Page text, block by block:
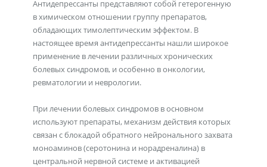
Антидепрессанты представляют собой гетерогенную
в химическом отношении группу препаратов,
обладающих тимолептическим эффектом. В
настоящее время антидепрессанты нашли широкое
применение в лечении различных хронических
болевых синдромов, и особенно в онкологии,
ревматологии и неврологии.
При лечении болевых синдромов в основном
используют препараты, механизм действия которых
связан с блокадой обратного нейронального захвата
моноаминов (серотонина и норадреналина) в
центральной нервной системе и активацией